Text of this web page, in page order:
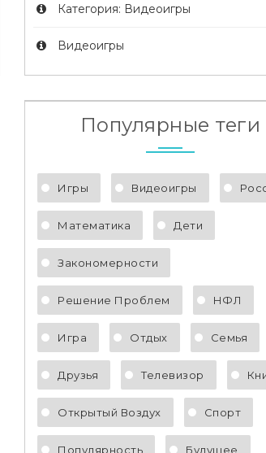
Категория: Видеоигры
Видеоигры
Популярные теги
Игры Видеоигры
Математика Дети
Закономерности
Решение Проблем НФЛ
Игра Отдых Семья
Друзья Телевизор
Открытый Воздух Спорт
Популярность Будущее